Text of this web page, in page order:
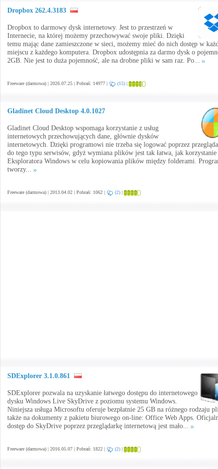
Dropbox 262.4.3183
Dropbox to darmowy dysk internetowy. Jest to przestrzeń w
Internecie, na której możemy przechowywać swoje pliki. Dzięki
temu mając dane zamieszczone w sieci, możemy mieć do nich dostęp w
miejscu z każdego komputera. Dropbox udostępnia za darmo dysk o
2GB. Nie jest to duża pojemność, ale na drobne pliki w sam raz. Po...
Freeware (darmowa) | 2026.07.25 | Pobrań: 14977 | (15) |
Gladinet Cloud Desktop 4.0.1027
Gladinet Cloud Desktop wspomaga korzystanie z usług
internetowych przechowujących dane, głównie dysków
internetowych. Dzięki programowi nie trzeba się logować poprzez
do tego typu serwisów, gdyż wymiana plików jest tak łatwa, jak korzystanie
Eksploratora Windows w celu kopiowania plików między folderami.
tworzy...
Freeware (darmowa) | 2013.04.02 | Pobrań: 1062 | (2) |
SDExplorer 3.1.0.861
SDExplorer pozwala na uzyskanie łatwego dostępu do internetowego
dysku Windows Live SkyDrive z poziomu systemu Windows.
Niniejsza usługa Microsoftu oferuje bezpłatnie 25 GB na różnego rodzaju
także na dokumenty z pakietu biurowego on-line: Office Web Apps.
dostęp do SkyDrive poprzez przeglądarkę internetową jest mało...
Freeware (darmowa) | 2016.05.07 | Pobrań: 1822 | (2) |